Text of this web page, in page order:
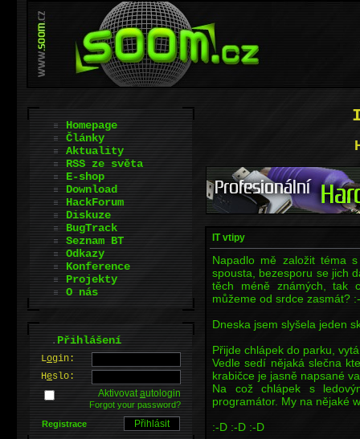
IT vtipy
Napadlo mě založit téma
spousta, bezesporu se jich
těch méně známých,
můžeme od srdce zasmát?
Dneska jsem slyšela jeden
Přijde chlápek do parku,
Vedle sedí nějaká slečna
krabičce je jasně napsané
Na což chlápek s
programátor. My na nějaké
:-D :-D :-D
Homepage
Články
Aktuality
RSS ze světa
E-shop
Download
HackForum
Diskuze
BugTrack
Seznam BT
Odkazy
Konference
Projekty
O nás
.Přihlášení
Login:
Heslo:
Aktivovatautologin
Forgot your password?
Registrace